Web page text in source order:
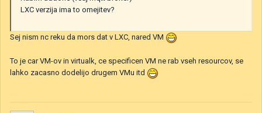
LXC verzija ima to omejitev?
Sej nism nc reku da mors dat v LXC, nared VM
To je car VM-ov in virtualk, ce specificen VM ne rab vseh resourcov, se
lahko zacasno dodelijo drugem VMu itd